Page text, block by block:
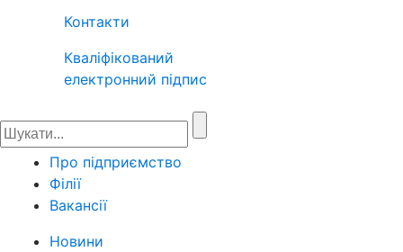
Контакти
Кваліфікований
електронний підпис
Про підприємство
Філії
Вакансії
Новини